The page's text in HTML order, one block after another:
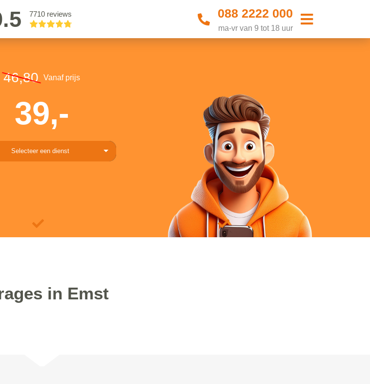
7710 reviews 088 2222 000
ma-vr van 9 tot 18 uur
46,80 Vanaf prijs
39,-
Selecteer een dienst
in Emst